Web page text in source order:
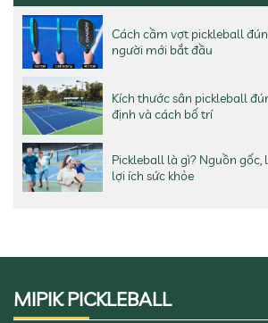
Cách cầm vợt pickleball
người mới bắt đầu
Kích thước sân pickleball
định và cách bố trí
Pickleball là gì? Nguồn gốc,
lợi ích sức khỏe
MIPIK PICKLEBALL